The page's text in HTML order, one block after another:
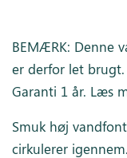
BEMÆRK: Denne
er derfor let brugt.
Garanti 1 år. Læs
Smuk høj
cirkulerer igennem.